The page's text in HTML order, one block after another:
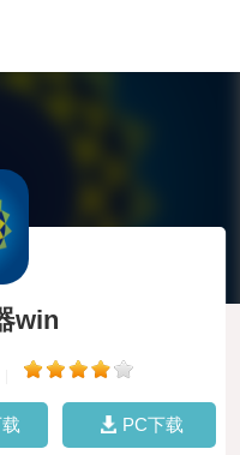
win
PC下载